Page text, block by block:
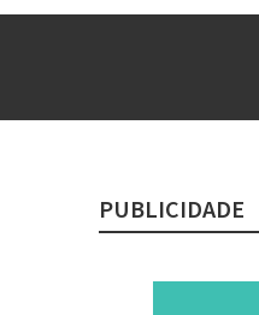
PUBLICIDADE